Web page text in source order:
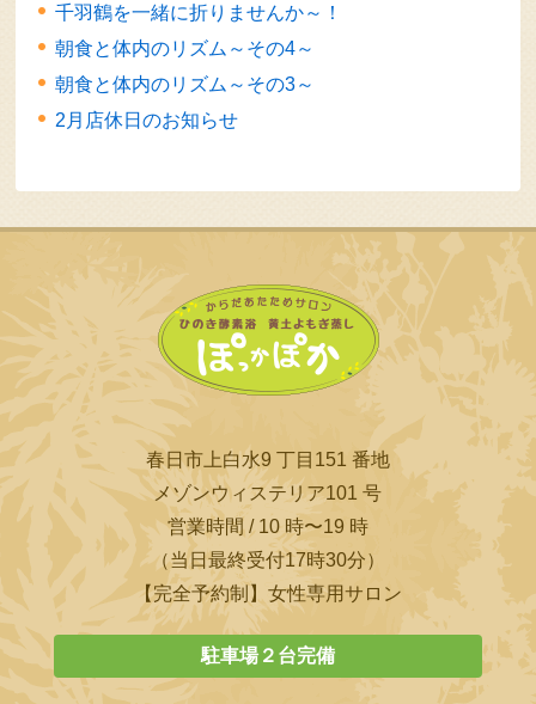
千羽鶴を一緒に折りませんか～！
朝食と体内のリズム～その4～
朝食と体内のリズム～その3～
2月店休日のお知らせ
春日市上白水9 丁目151 番地
メゾンウィステリア101 号
営業時間 / 10 時〜19 時
（当日最終受付17時30分）
【完全予約制】女性専用サロン
駐車場２台完備